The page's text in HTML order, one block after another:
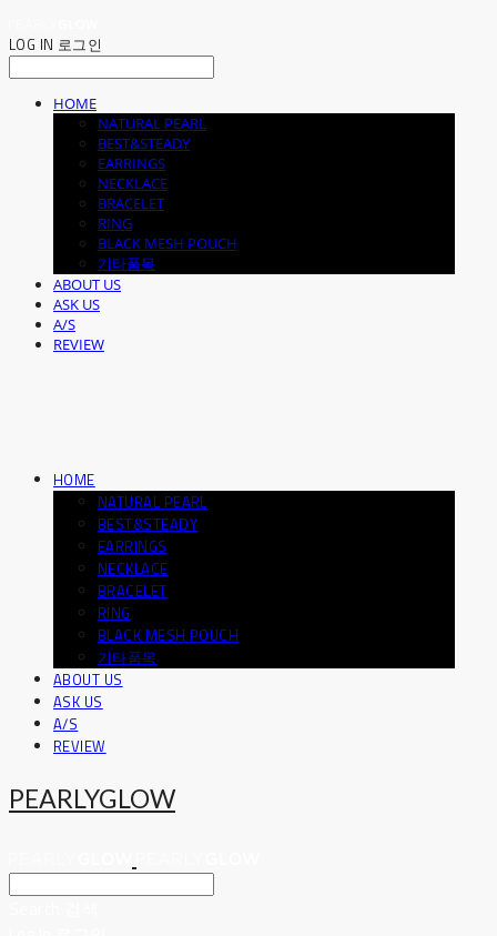
LOG IN 로그인
HOME
NATURAL PEARL
BEST&STEADY
EARRINGS
NECKLACE
BRACELET
RING
BLACK MESH POUCH
기타품목
ABOUT US
ASK US
A/S
REVIEW
HOME
NATURAL PEARL
BEST&STEADY
EARRINGS
NECKLACE
BRACELET
RING
BLACK MESH POUCH
기타품목
ABOUT US
ASK US
A/S
REVIEW
PEARLYGLOW